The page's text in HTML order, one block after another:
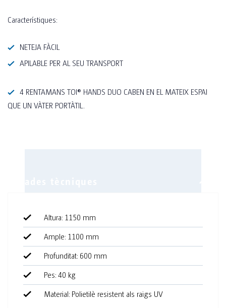
Característiques:
NETEJA FÀCIL
APILABLE PER AL SEU TRANSPORT
4 RENTAMANS TOI® HANDS DUO CABEN EN EL MATEIX ESPAI
QUE UN VÀTER PORTÀTIL.
Altura: 1150 mm
Ample: 1100 mm
Profunditat: 600 mm
Pes: 40 kg
Material: Polietilè resistent als raigs UV
Equipament
Dos rentamans
Dipòsits d'aigua fàcils de netejar
Apilable per al seu transport